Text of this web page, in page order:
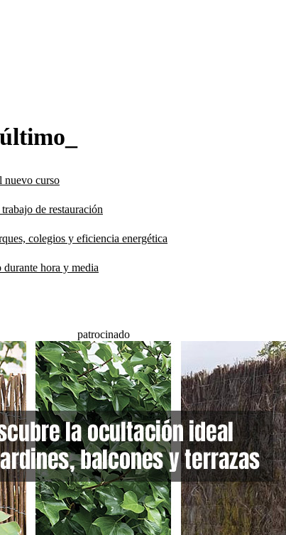
nuevo curso
de restauración
colegios y eficiencia energética
hora y media
patrocinado